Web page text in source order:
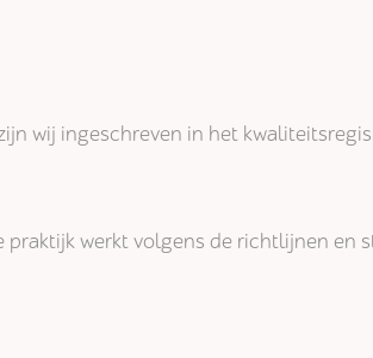
wij ingeschreven in het
werkt volgens de richtlijnen en